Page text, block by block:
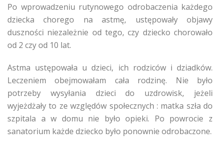
Po wprowadzeniu rutynowego odrobaczenia każdego
dziecka chorego na astmę, ustępowały objawy
duszności niezależnie od tego, czy dziecko chorowało
od 2 czy od 10 lat.
Astma ustępowała u dzieci, ich rodziców i dziadków.
Leczeniem obejmowałam cała rodzinę. Nie było
potrzeby wysyłania dzieci do uzdrowisk, jeżeli
wyjeżdżały to ze względów społecznych : matka szła do
szpitala a w domu nie było opieki. Po powrocie z
sanatorium każde dziecko było ponownie odrobaczone.